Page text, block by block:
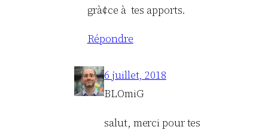
grà¢ce à tes apports.
Répondre
6 juillet, 2018
BLOmiG
salut, merci pour tes